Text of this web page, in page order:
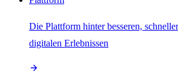
Die Plattform hinter besseren,
digitalen Erlebnissen